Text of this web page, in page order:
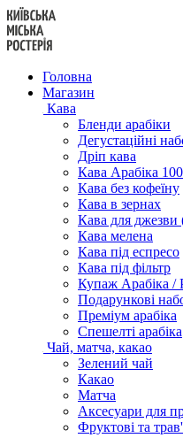
Перейти
до
вмісту
Головна
Магазин
Кава
Бленди арабіки
Дегустаційні
Дріп кава
Кава Арабіка
Кава без кофеїну
Кава в зернах
Кава для джезви
Кава мелена
Кава під еспресо
Кава під фільтр
Купаж Арабіка /
Подарункові
Преміум арабіка
Спешелті арабіка
Чай, матча, какао
Зелений чай
Какао
Матча
Аксесуари для
Фруктові та